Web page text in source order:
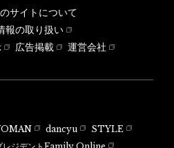
サイトについて
報の取り扱い
広告掲載
運営会社
dancyu
STYLE